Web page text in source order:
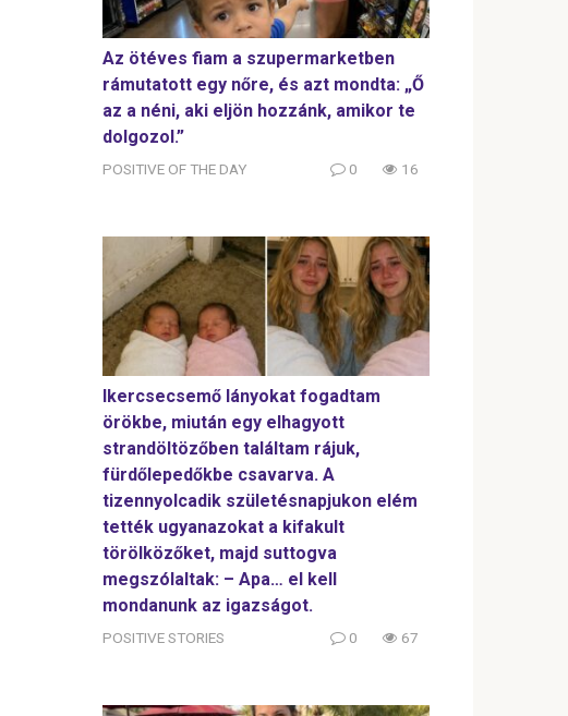
Az ötéves fiam a szupermarketben
rámutatott egy nőre, és azt mondta: „Ő
az a néni, aki eljön hozzánk, amikor te
dolgozol.”
POSITIVE OF THE DAY 0 16
Ikercsecsemő lányokat fogadtam
örökbe, miután egy elhagyott
strandöltözőben találtam rájuk,
fürdőlepedőkbe csavarva. A
tizennyolcadik születésnapjukon elém
tették ugyanazokat a kifakult
törölközőket, majd suttogva
megszólaltak: – Apa… el kell
mondanunk az igazságot.
POSITIVE STORIES 0 67